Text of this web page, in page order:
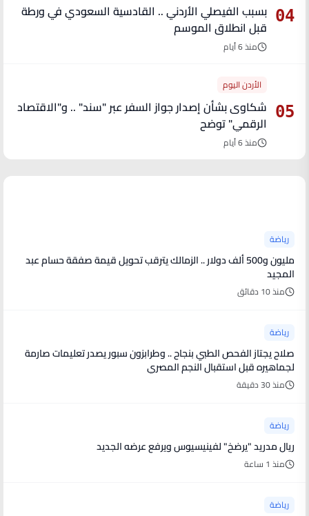
04
بسبب الفيصلي الأردني .. القادسية السعودي في ورطة
قبل انطلاق الموسم
منذ 6 أيام
05
الأردن اليوم
شكاوى بشأن إصدار جواز السفر عبر "سند" .. و"الاقتصاد
الرقمي" توضح
منذ 6 أيام
رياضة
مليون و500 ألف دولار .. الزمالك يترقب تحويل قيمة صفقة حسام عبد
المجيد
منذ 10 دقائق
رياضة
صلاح يجتاز الفحص الطبي بنجاح .. وطرابزون سبور يصدر تعليمات صارمة
لجماهيره قبل استقبال النجم المصري
منذ 30 دقيقة
رياضة
ريال مدريد "يرضخ" لفينيسيوس ويرفع عرضه الجديد
منذ 1 ساعة
رياضة